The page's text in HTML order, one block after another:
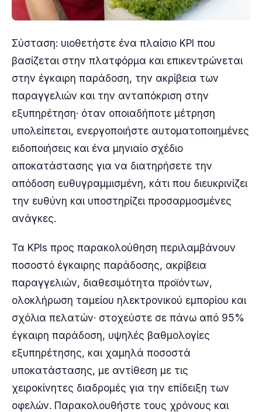
Σύσταση: υιοθετήστε ένα πλαίσιο KPI που
βασίζεται στην πλατφόρμα και επικεντρώνεται
στην έγκαιρη παράδοση, την ακρίβεια των
παραγγελιών και την ανταπόκριση στην
εξυπηρέτηση· όταν οποιαδήποτε μέτρηση
υπολείπεται, ενεργοποιήστε αυτοματοποιημένες
ειδοποιήσεις και ένα μηνιαίο σχέδιο
αποκατάστασης για να διατηρήσετε την
απόδοση ευθυγραμμισμένη, κάτι που διευκρινίζει
την ευθύνη και υποστηρίζει προσαρμοσμένες
ανάγκες.
Τα KPIs προς παρακολούθηση περιλαμβάνουν
ποσοστό έγκαιρης παράδοσης, ακρίβεια
παραγγελιών, διαθεσιμότητα προϊόντων,
ολοκλήρωση ταμείου ηλεκτρονικού εμπορίου και
σχόλια πελατών· στοχεύστε σε πάνω από 95%
έγκαιρη παράδοση, υψηλές βαθμολογίες
εξυπηρέτησης, και χαμηλά ποσοστά
υποκατάστασης, με αντίθεση με τις
χειροκίνητες διαδρομές για την επίδειξη των
οφελών. Παρακολουθήστε τους χρόνους και